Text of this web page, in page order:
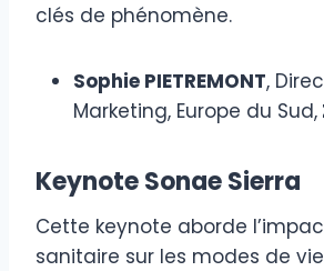
clés de phénomène.
Sophie PIETREMONT,
Marketing, Europe du Sud,
Keynote Sonae Sierra
Cette keynote aborde
sanitaire sur les modes de